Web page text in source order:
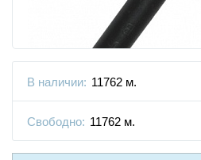
В наличии: 11762 м.
Свободно: 11762 м.